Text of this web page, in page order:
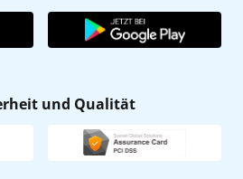
und Qualität